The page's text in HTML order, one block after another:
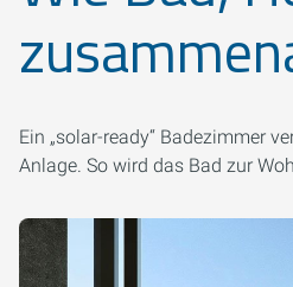
Ein „solar-ready“ Badezimmer
Anlage. So wird das Bad zur